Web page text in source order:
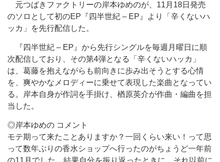
元つばきファクトリーの岸本ゆめのが、11月18日発売
のソロとして初のEP『四半世紀 – EP』より「辛くないハ
ッカ」を先行配信した。
『四半世紀 – EP』から先行シングルを毎週月曜日に順
次配信しており、その第4弾となる「辛くないハッカ」
は、葛藤を抱えながらも前向きに歩み出そうとする心情
を、爽やかなメロディーに乗せて表現した楽曲となってい
る。岸本自身が作詞を手掛け、楢原英介が作曲・編曲を担
当した。
◎岸本ゆめの コメント
モテ期って来たことありますか？一回くらい来い！って思
って数年ぶりの香水ショップへ行ったのがちょうど一年前
の11月でした。結果自分を振り返ったときに、それ以前に